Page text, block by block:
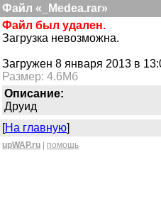
Файл «_Medea.rar»
Файл был удален.
Загрузка невозможна.
Загружен 8 января 2013 в
Размер: 4.6Мб
Описание:
Друид
[На главную]
upWAP.ru помощь